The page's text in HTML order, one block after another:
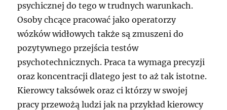
psychicznej do tego w trudnych warunkach.
Osoby chcące pracować jako operatorzy
wózków widłowych także są zmuszeni do
pozytywnego przejścia testów
psychotechnicznych. Praca ta wymaga precyzji
oraz koncentracji dlatego jest to aż tak istotne.
Kierowcy taksówek oraz ci którzy w swojej
pracy przewożą ludzi jak na przykład kierowcy